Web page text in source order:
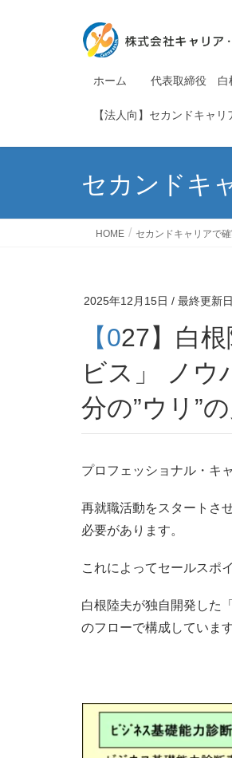
ホーム 代表取締役 白
【法人向】セカンドキャリ
セカンドキ
HOME セカンドキャリアで
2025年12月15日 / 最終更新
【027】白根陸夫が独自開発した「再就職支援サー
ビス」 ノ
分の”ウリ”
プロフェッショナル・キ
再就職活動をスタートさ
必要があります。
これによってセールスポ
白根陸夫が独自開発した
のフローで構成しています